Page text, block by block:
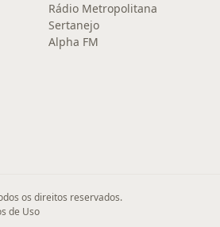
Rádio Metropolitana
Sertanejo
Alpha FM
os direitos reservados.
de Uso